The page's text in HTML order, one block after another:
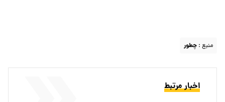
منبع : چطور
اخبار مرتبط